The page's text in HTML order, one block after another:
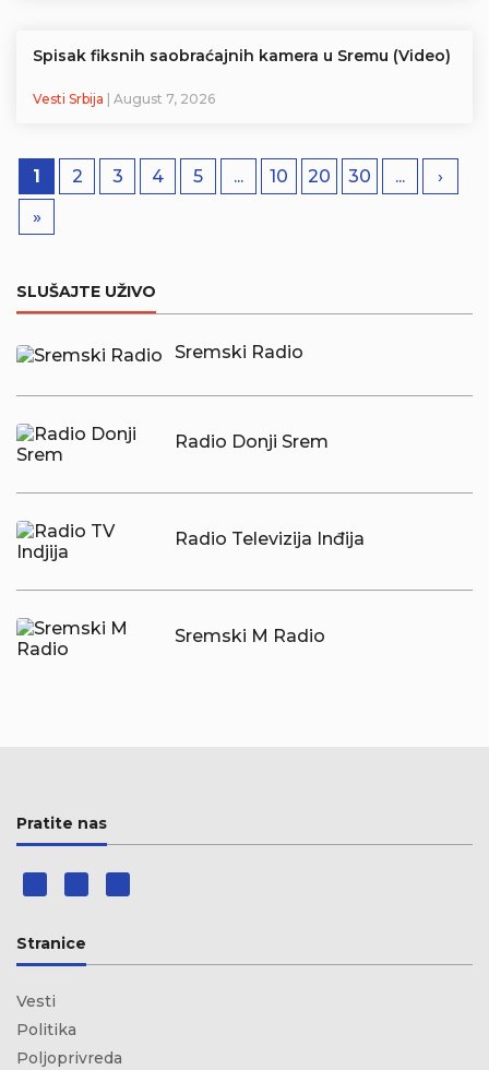
Spisak fiksnih saobraćajnih kamera u Sremu (Video)
Vesti Srbija | August 7, 2026
1 2 3 4 5 ... 10 20 30 ...
›
»
SLUŠAJTE UŽIVO
Sremski Radio
Radio Donji Srem
Radio Televizija Inđija
Sremski M Radio
Pratite nas
Stranice
Vesti
Politika
Poljoprivreda